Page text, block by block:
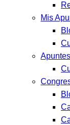
Mis
Apuntes